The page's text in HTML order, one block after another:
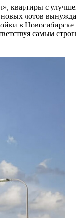
квартиры с
лотов
в
самым